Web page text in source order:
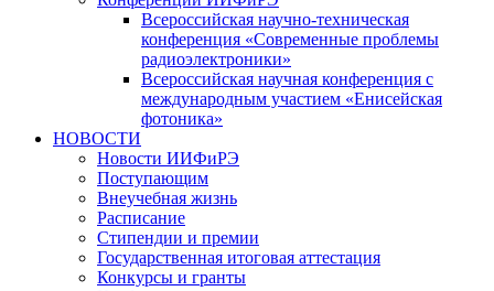
Всероссийская научно-техническая
конференция «Современные проблемы
радиоэлектроники»
Всероссийская научная конференция с
международным участием «Енисейская
фотоника»
НОВОСТИ
Новости ИИФиРЭ
Поступающим
Внеучебная жизнь
Расписание
Стипендии и премии
Государственная итоговая аттестация
Конкурсы и гранты